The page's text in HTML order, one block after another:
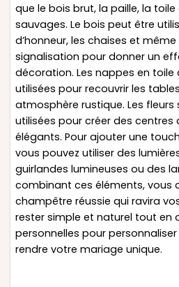
que le bois brut, la paille, la
sauvages. Le bois peut être
d’honneur, les chaises et
signalisation pour donner un
décoration. Les nappes en toile
utilisées pour recouvrir les
atmosphère rustique. Les
utilisées pour créer des
élégants. Pour ajouter une
vous pouvez utiliser des
guirlandes lumineuses ou des
combinant ces éléments, vous
champêtre réussie qui ravira
rester simple et naturel tout en
personnelles pour
rendre votre mariage unique.